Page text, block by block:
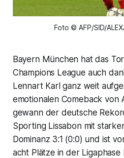
Foto © AFP/SID/
Bayern München hat das
Champions League auch
Lennart Karl ganz weit
emotionalen Comeback von
gewann der deutsche
Sporting Lissabon mit
Dominanz 3:1 (0:0) und ist
acht Plätze in der Ligaphase